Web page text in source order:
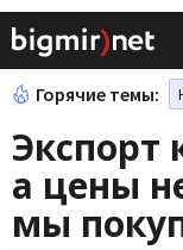
Горячие темы:
Экспорт
а цены
мы